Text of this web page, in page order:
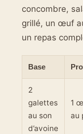
concombre,
grillé, un œuf
un repas
Base
2
galettes
au son
d’avoine
1
au